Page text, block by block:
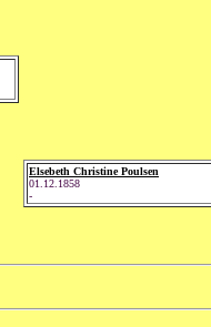
Elsebeth Christine Poulsen
01.12.1858
-